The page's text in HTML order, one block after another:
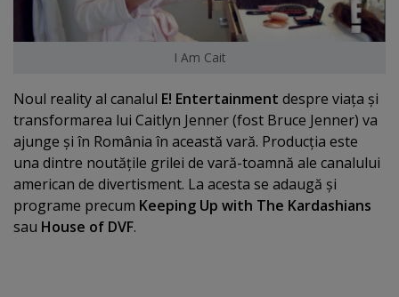
I Am Cait
Noul reality al canalul E! Entertainment despre viaţa şi
transformarea lui Caitlyn Jenner (fost Bruce Jenner) va
ajunge şi în România în această vară. Producţia este
una dintre noutăţile grilei de vară-toamnă ale canalului
american de divertisment. La acesta se adaugă şi
programe precum Keeping Up with The Kardashians
sau House of DVF.